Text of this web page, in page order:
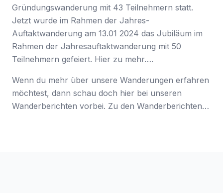
Gründungswanderung mit 43 Teilnehmern statt.
Jetzt wurde im Rahmen der Jahres-
Auftaktwanderung am 13.01 2024 das Jubiläum im
Rahmen der Jahresauftaktwanderung mit 50
Teilnehmern gefeiert. Hier zu mehr….
Wenn du mehr über unsere Wanderungen erfahren
möchtest, dann schau doch hier bei unseren
Wanderberichten vorbei. Zu den Wanderberichten…